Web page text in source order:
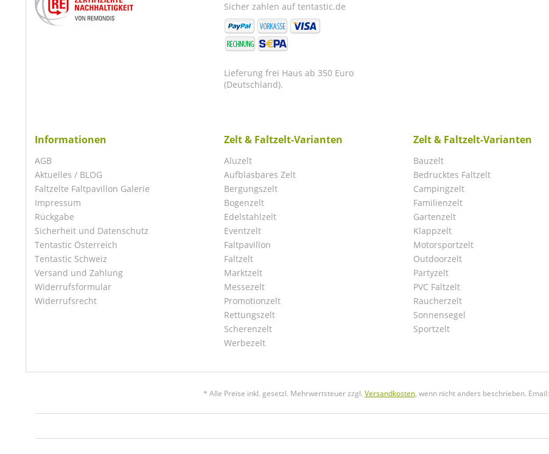
Sicher zahlen auf tentastic.de
Lieferung frei Haus ab 350 Euro
(Deutschland).
Informationen
AGB
Aktuelles / BLOG
Faltzelte Faltpavillon Galerie
Impressum
Rückgabe
Sicherheit und Datenschutz
Tentastic Österreich
Tentastic Schweiz
Versand und Zahlung
Widerrufsformular
Widerrufsrecht
Zelt & Faltzelt-Varianten
Aluzelt
Aufblasbares Zelt
Bergungszelt
Bogenzelt
Edelstahlzelt
Eventzelt
Faltpavillon
Faltzelt
Marktzelt
Messezelt
Promotionzelt
Rettungszelt
Scherenzelt
Werbezelt
Zelt & Faltzelt-Varianten
Bauzelt
Bedrucktes Faltzelt
Campingzelt
Familienzelt
Gartenzelt
Klappzelt
Motorsportzelt
Outdoorzelt
Partyzelt
PVC Faltzelt
Raucherzelt
Sonnensegel
Sportzelt
* Alle Preise inkl. gesetzl. Mehrwertsteuer zzgl. Versandkosten, wenn nicht anders beschrieben. Email: